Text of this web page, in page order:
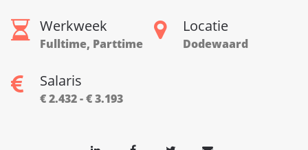
Werkweek
Fulltime, Parttime
Locatie
Dodewaard
Salaris
€ 2.432 - € 3.193